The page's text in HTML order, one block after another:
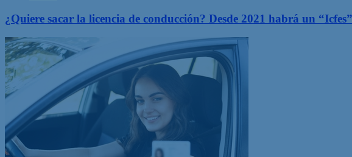
¿Quiere sacar la licencia de conducción? Desde 2021 habrá un